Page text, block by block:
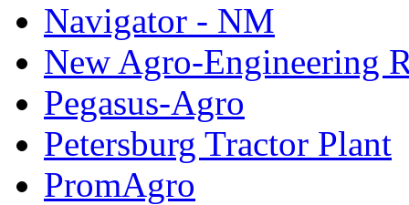
Navigator - NM
New Agro-Engineering
Pegasus-Agro
Petersburg Tractor Plant
PromAgro